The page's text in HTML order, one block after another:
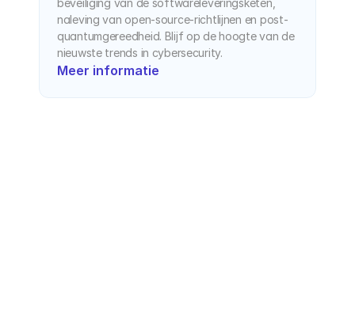
beveiliging van de softwareleveringsketen,
naleving van open-source-richtlijnen en post-
quantumgereedheid. Blijf op de hoogte van de
nieuwste trends in cybersecurity.
Meer informatie